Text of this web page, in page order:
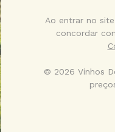
Ao entrar no
concordar
© 2026 Vinhos